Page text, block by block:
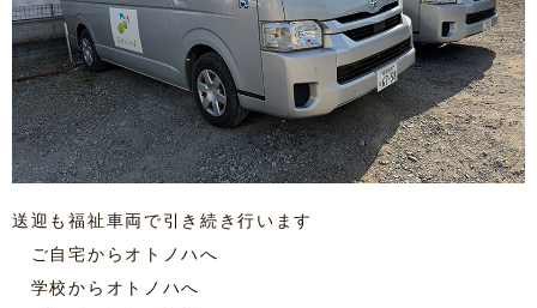
送迎も福祉車両で引き続き行います
ご自宅からオトノハへ
学校からオトノハへ